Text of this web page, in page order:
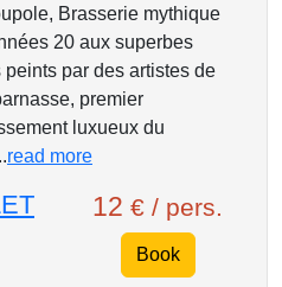
Brasserie mythique
20 aux superbes
peints par des artistes de
premier
luxueux du
read more
12 € / pers.
Book